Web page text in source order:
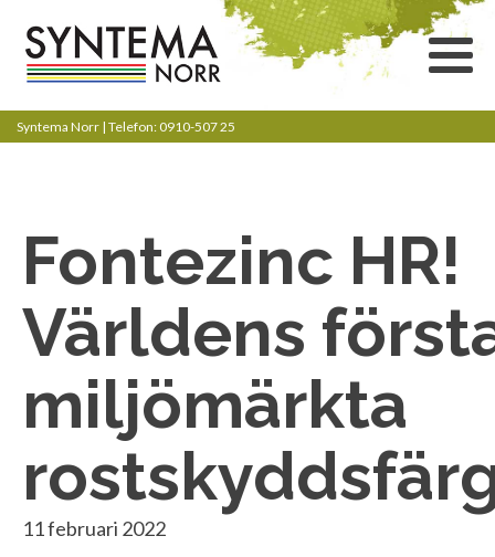
Syntema Norr | Telefon: 0910-507 25
Fontezinc HR!
Världens
miljömärkta
11 februari 2022